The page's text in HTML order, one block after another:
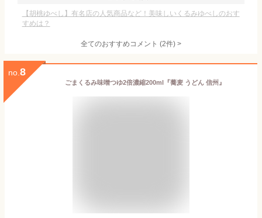
【胡桃ゆべし】有名店の人気商品など！美味しいくるみゆべしのおす
すめは？
全てのおすすめコメント (2件) >
no. 8
ごまくるみ味噌つゆ2倍濃縮200ml『蕎麦 うどん 信州』